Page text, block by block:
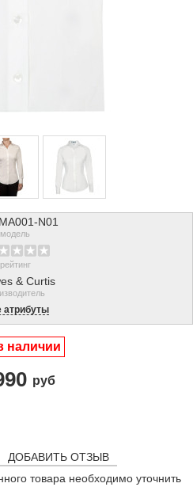
N01
модель
рейтинг
& Curtis
атрибуты
наличии
руб
ДОБАВИТЬ ОТЗЫВ
товара необходимо уточнить